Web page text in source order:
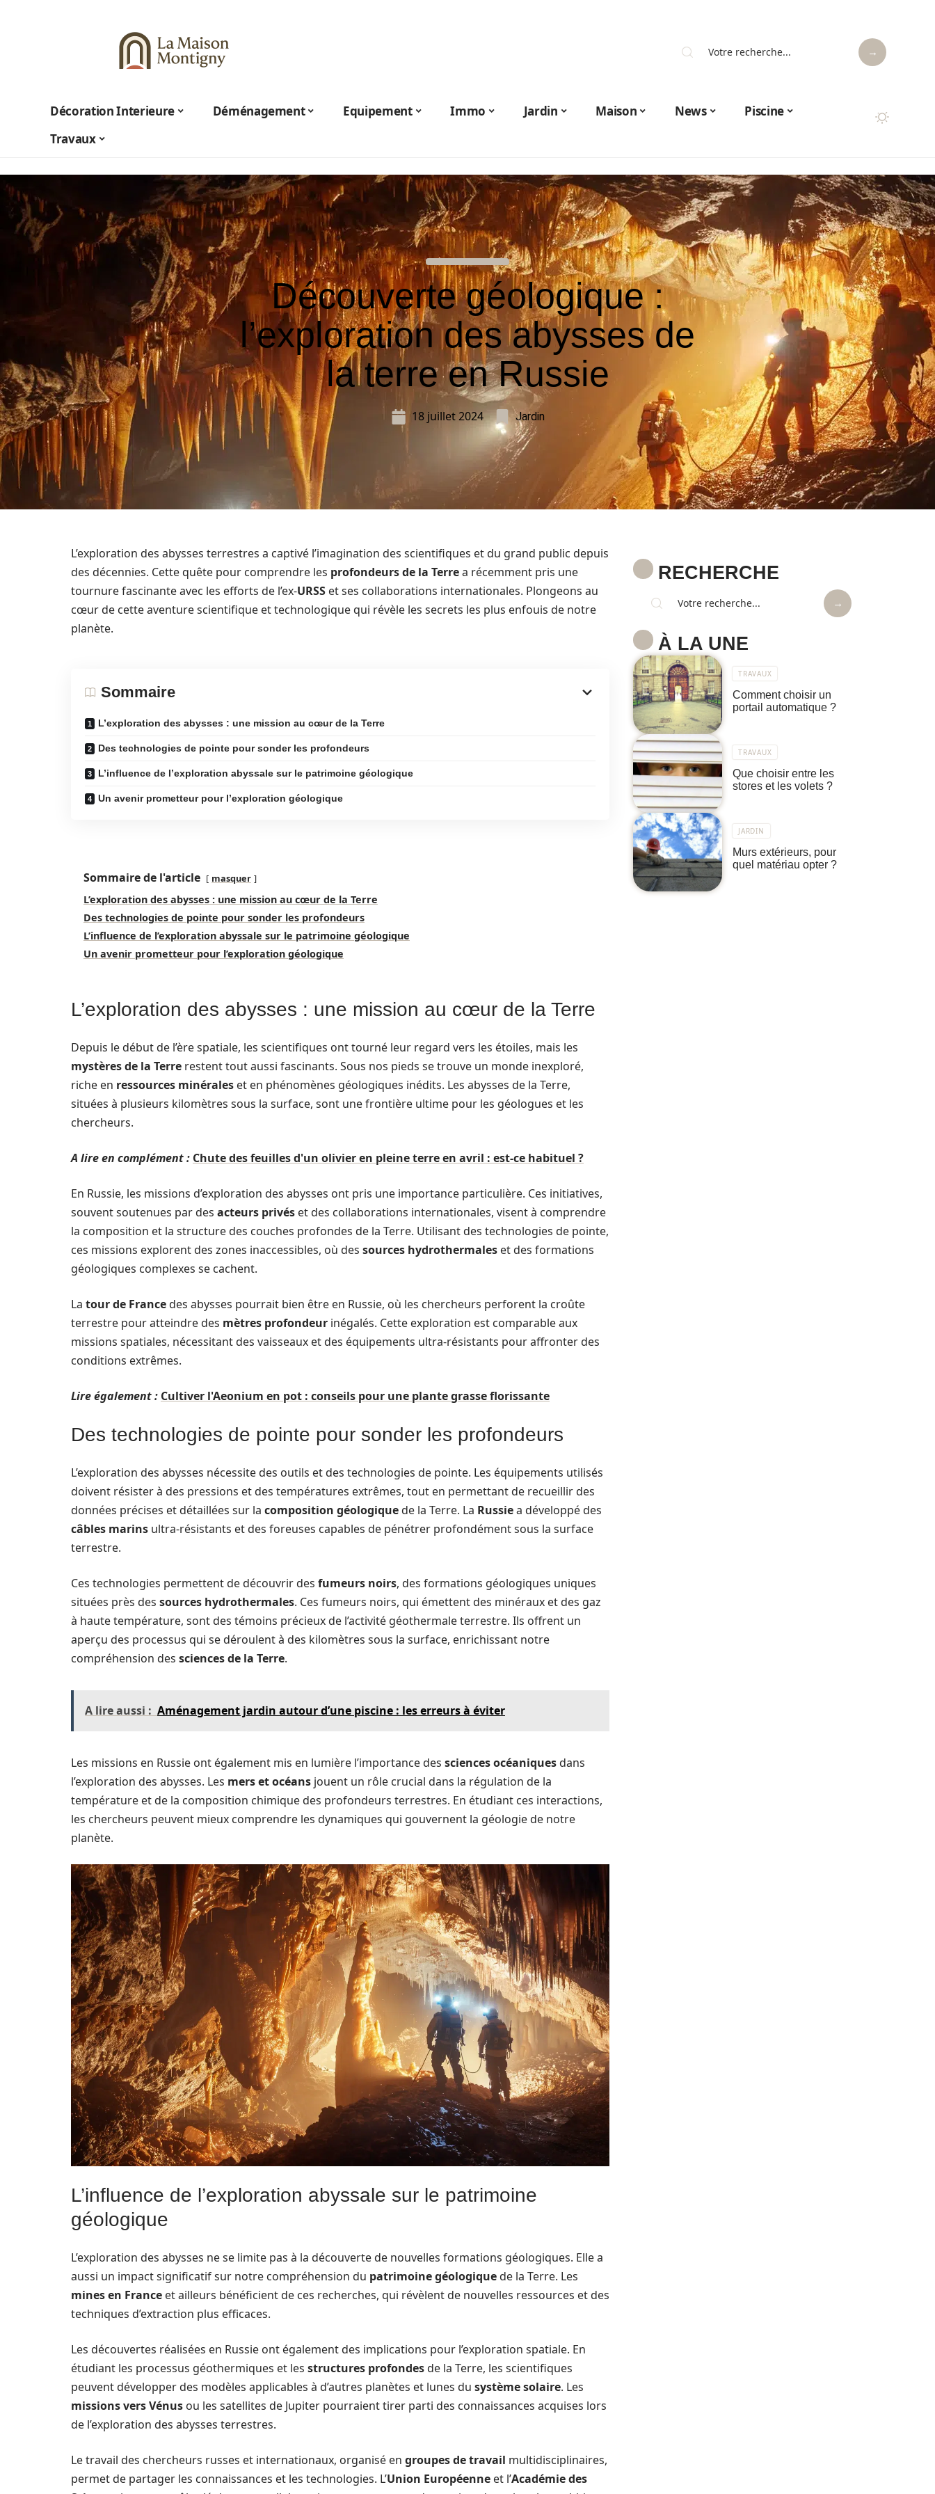
Décoration Interieure Déménagement Equipement Immo Jardin Maison News
Piscine
Travaux
Découverte géologique :
l’exploration des abysses de
la terre en Russie
18 juillet 2024 Jardin
L’exploration des abysses terrestres a captivé l’imagination des scientifiques et du grand public depuis
des décennies. Cette quête pour comprendre les profondeurs de la Terrea récemment pris une
tournure fascinante avec les efforts de l’ex-URSS et ses collaborations internationales. Plongeons au
cœur de cette aventure scientifique et technologique qui révèle les secrets les plus enfouis de notre
planète.
Sommaire
L’exploration des abysses : une mission au cœur de la Terre
Des technologies de pointe pour sonder les profondeurs
L’influence de l’exploration abyssale sur le patrimoine géologique
Un avenir prometteur pour l’exploration géologique
Sommaire de l'article masquer
L’exploration des abysses : une mission au cœur de la Terre
Des technologies de pointe pour sonder les profondeurs
L’influence de l’exploration abyssale sur le patrimoine géologique
Un avenir prometteur pour l’exploration géologique
L’exploration des abysses : une mission au cœur de la Terre
Depuis le début de l’ère spatiale, les scientifiques ont tourné leur regard vers les étoiles, mais les
mystères de la Terre restent tout aussi fascinants. Sous nos pieds se trouve un monde inexploré,
riche en ressources minérales et en phénomènes géologiques inédits. Les abysses de la Terre,
situées à plusieurs kilomètres sous la surface, sont une frontière ultime pour les géologues et les
chercheurs.
A lire en complément : Chute des feuilles d'un olivier en pleine terre en avril : est-ce habituel ?
En Russie, les missions d’exploration des abysses ont pris une importance particulière. Ces initiatives,
souvent soutenues par des acteurs privés et des collaborations internationales, visent à comprendre
la composition et la structure des couches profondes de la Terre. Utilisant des technologies de pointe,
ces missions explorent des zones inaccessibles, où des sources hydrothermales et des formations
géologiques complexes se cachent.
La tour de Francedes abysses pourrait bien être en Russie, où les chercheurs perforent la croûte
terrestre pour atteindre des mètres profondeur inégalés. Cette exploration est comparable aux
missions spatiales, nécessitant des vaisseaux et des équipements ultra-résistants pour affronter des
conditions extrêmes.
Lire également : Cultiver l'Aeonium en pot : conseils pour une plante grasse florissante
Des technologies de pointe pour sonder les profondeurs
L’exploration des abysses nécessite des outils et des technologies de pointe. Les équipements utilisés
doivent résister à des pressions et des températures extrêmes, tout en permettant de recueillir des
données précises et détaillées sur la composition géologiquede la Terre. La Russiea développé des
câbles marins ultra-résistants et des foreuses capables de pénétrer profondément sous la surface
terrestre.
Ces technologies permettent de découvrir des fumeurs noirs, des formations géologiques uniques
situées près des sources hydrothermales. Ces fumeurs noirs, qui émettent des minéraux et des gaz
à haute température, sont des témoins précieux de l’activité géothermale terrestre. Ils offrent un
aperçu des processus qui se déroulent à des kilomètres sous la surface, enrichissant notre
compréhension des sciences de la Terre.
A lire aussi : Aménagement jardin autour d’une piscine : les erreurs à éviter
Les missions en Russie ont également mis en lumière l’importance des sciences océaniquesdans
l’exploration des abysses. Les mers et océans jouent un rôle crucial dans la régulation de la
température et de la composition chimique des profondeurs terrestres. En étudiant ces interactions,
les chercheurs peuvent mieux comprendre les dynamiques qui gouvernent la géologie de notre
planète.
L’influence de l’exploration abyssale sur le patrimoine
géologique
L’exploration des abysses ne se limite pas à la découverte de nouvelles formations géologiques. Elle a
aussi un impact significatif sur notre compréhension du patrimoine géologiquede la Terre. Les
mines en France et ailleurs bénéficient de ces recherches, qui révèlent de nouvelles ressources et des
techniques d’extraction plus efficaces.
Les découvertes réalisées en Russie ont également des implications pour l’exploration spatiale. En
étudiant les processus géothermiques et les structures profondesde la Terre, les scientifiques
peuvent développer des modèles applicables à d’autres planètes et lunes du système solaire. Les
missions vers Vénus ou les satellites de Jupiter pourraient tirer parti des connaissances acquises lors
de l’exploration des abysses terrestres.
Le travail des chercheurs russes et internationaux, organisé en groupes de travail multidisciplinaires,
permet de partager les connaissances et les technologies. L’Union Européenne et l’Académie des
RECHERCHE
À LA UNE
TRAVAUX
Comment choisir un
portail automatique ?
TRAVAUX
Que choisir entre les
stores et les volets ?
JARDIN
Murs extérieurs, pour
quel matériau opter ?